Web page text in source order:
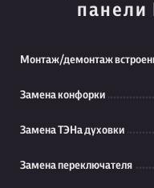
панели
Монтаж/демонтаж
Замена конфорки
Замена ТЭНа духовки
Замена переключателя